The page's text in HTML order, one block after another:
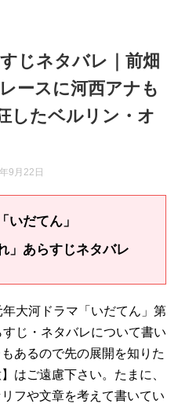
じネタバレ｜前畑
ースに河西アナも
したベルリン・オ
9月22日
いだてん」
」 あらすじネタバレ
大河ドラマ「いだてん」第
じ・ネタバレについて書い
あるので先の展開を知りた
はご遠慮下さい。たまに、
フや文章を考えて書いてい